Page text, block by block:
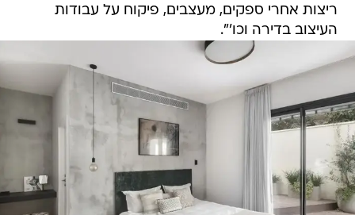
ריצות אחרי ספקים, מעצבים, פיקוח על עבודות
העיצוב בדירה וכו'".